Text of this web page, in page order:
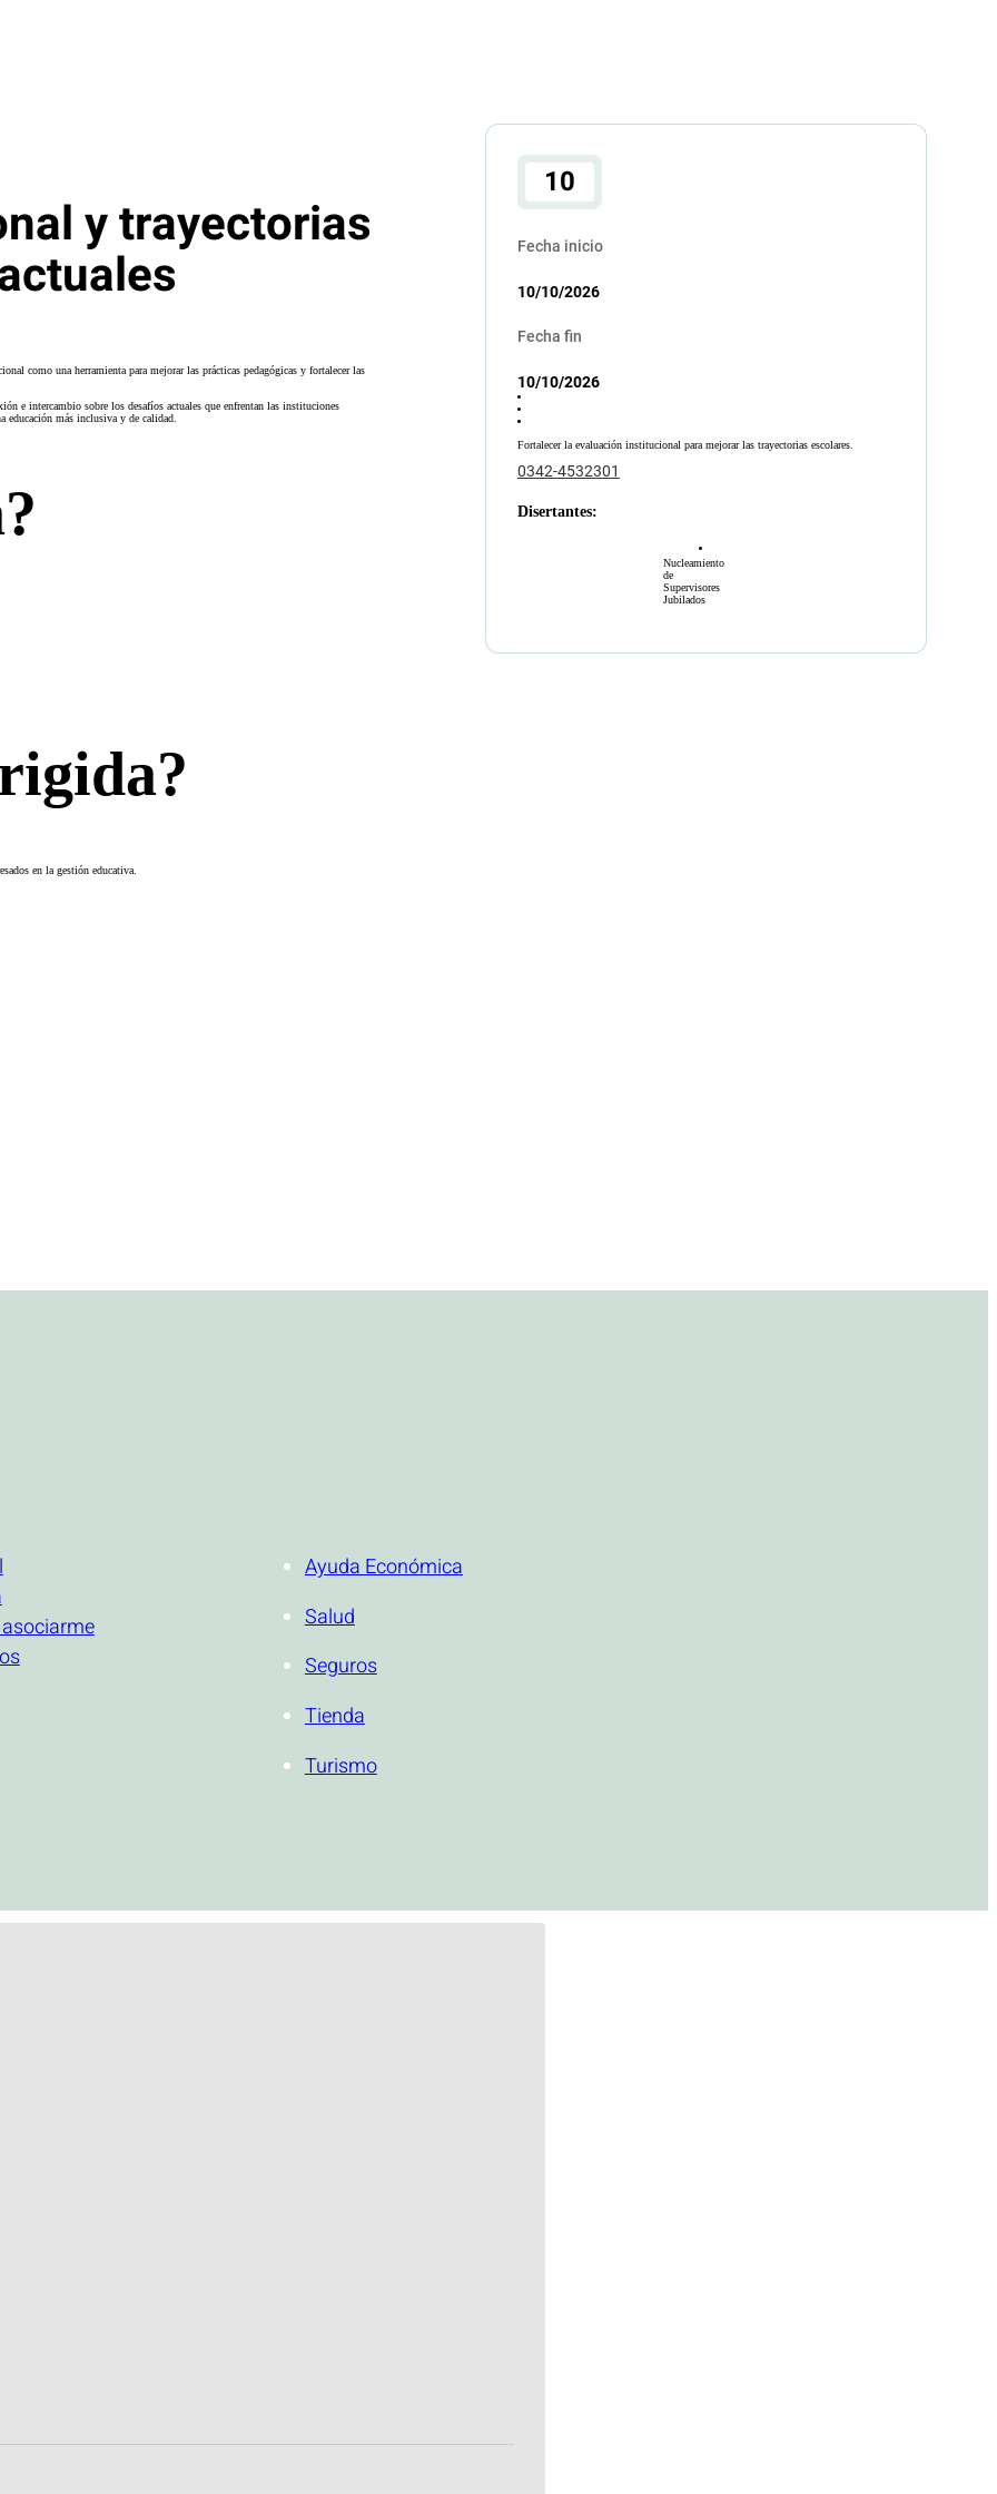
y trayectorias
como una herramienta para mejorar las prácticas pedagógicas y fortalecer las
e intercambio sobre los desafíos actuales que enfrentan las instituciones
educación más inclusiva y de calidad.
en la gestión educativa.
10
Fecha inicio
10/10/2026
Fecha fin
10/10/2026
Fortalecer la evaluación institucional para mejorar las trayectorias escolares.
0342-4532301
Disertantes:
Nucleamiento
de
Supervisores
Jubilados
Ayuda Económica
Salud
Seguros
Tienda
Turismo